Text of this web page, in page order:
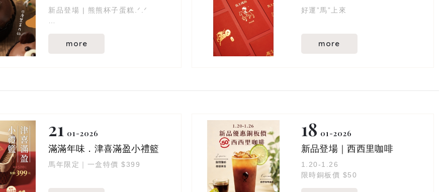
新品登場 | 熊熊杯子蛋糕.ᐟ.ᐟ
層層堆疊出剛剛好的甜
口中慢慢化開 軟·滑·濃 ♡
給努力的自己
一顆剛剛好的療癒時刻 ✿⁺
more
好運”馬”上來
more
21 01 2026
滿滿年味．津喜滿盈小禮籃
馬年限定｜一盒特價 $399
18 01 2026
​​​​​​​新品登場｜西西里咖啡
1.20-1.26
限時銅板價 $50